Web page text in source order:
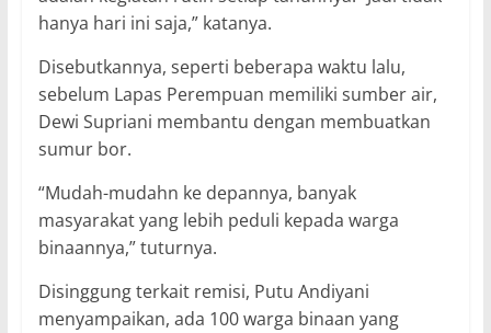
hanya hari ini saja,” katanya.
Disebutkannya, seperti beberapa waktu lalu,
sebelum Lapas Perempuan memiliki sumber air,
Dewi Supriani membantu dengan membuatkan
sumur bor.
“Mudah-mudahn ke depannya, banyak
masyarakat yang lebih peduli kepada warga
binaannya,” tuturnya.
Disinggung terkait remisi, Putu Andiyani
menyampaikan, ada 100 warga binaan yang